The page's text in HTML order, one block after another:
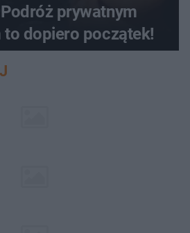
prywatnym
dopiero początek!